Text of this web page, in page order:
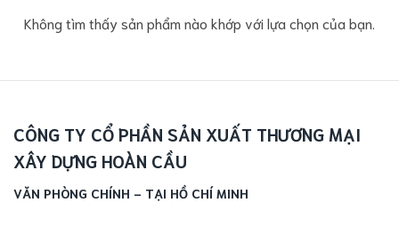
Không tìm thấy sản phẩm nào khớp với lựa chọn của bạn.
CÔNG TY CỔ PHẦN SẢN XUẤT THƯƠNG MẠI
XÂY DỰNG HOÀN CẦU
VĂN PHÒNG CHÍNH - TẠI HỒ CHÍ MINH